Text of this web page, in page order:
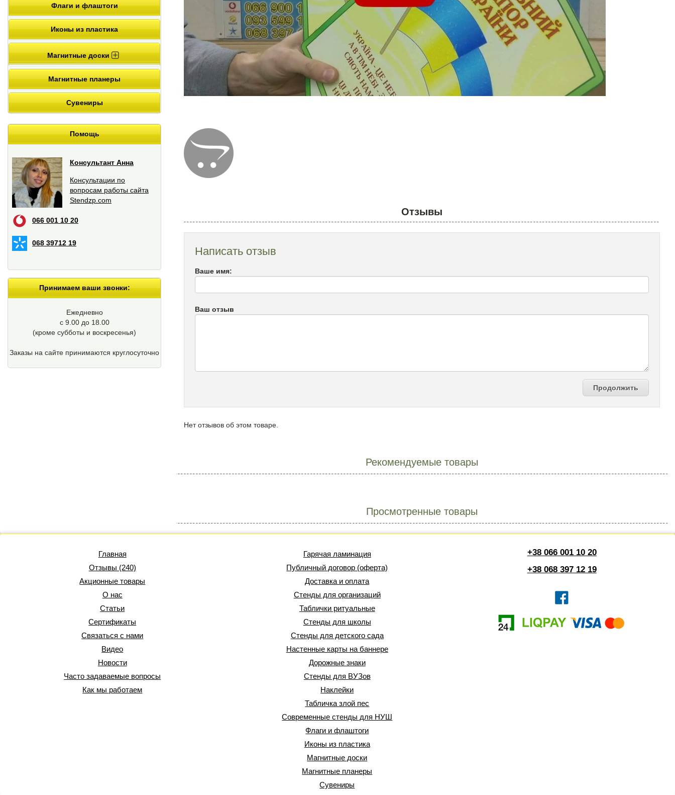
Флаги и флаштоги
Иконы из пластика
Магнитные доски
Магнитные планеры
Сувениры
Помощь
Консультант Анна
Консультации по
вопросам работы сайта
Stendzp.com
066 001 10 20
068 39712 19
Принимаем ваши звонки:
Ежедневно
с 9.00 до 18.00
(кроме cубботы и воскресенья)
Заказы на сайте принимаются круглосуточно
Отзывы
Написать отзыв
Ваше имя:
Ваш отзыв
Продолжить
Нет отзывов об этом товаре.
Рекомендуемые товары
Просмотренные товары
Главная
Отзывы (240)
Акционные товары
О нас
Статьи
Сертификаты
Связаться с нами
Видео
Новости
Часто задаваемые вопросы
Как мы работаем
Гарячая ламинация
Публичный договор (оферта)
Доставка и оплата
Стенды для организаций
Таблички ритуальные
Стенды для школы
Стенды для детского сада
Настенные карты на баннере
Дорожные знаки
Стенды для ВУЗов
Наклейки
Табличка злой пес
Современные стенды для НУШ
Флаги и флаштоги
Иконы из пластика
Магнитные доски
Магнитные планеры
Сувениры
+38 066 001 10 20
+38 068 397 12 19